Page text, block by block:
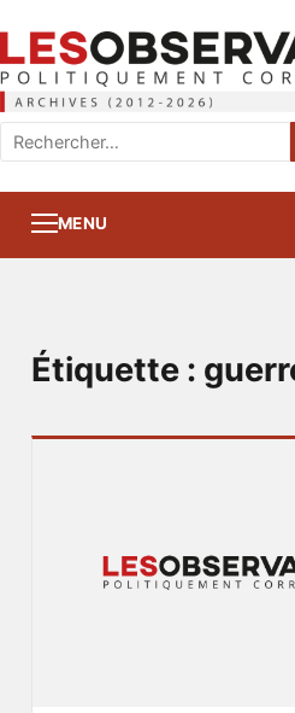
Rechercher
:
MENU
Étiquette :